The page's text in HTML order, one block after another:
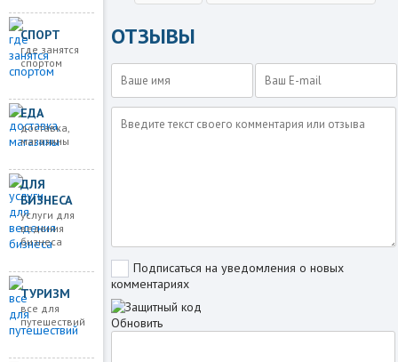
СПОРТ
где занятся
спортом
ЕДА
доставка,
магазины
ДЛЯ
БИЗНЕСА
услуги для
ведения
бизнеса
ТУРИЗМ
все для
путешествий
ОТЗЫВЫ
Подписаться на уведомления о новых
комментариях
Обновить